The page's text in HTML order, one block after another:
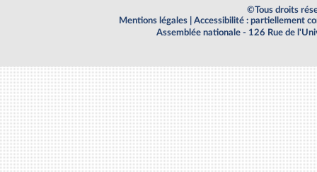
©Tous droits
Mentions légales
Accessibilité : partiellement
Assemblée nationale - 126 Rue de